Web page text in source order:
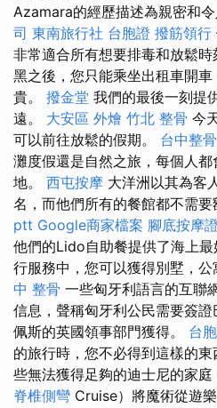
Azamara的經歷描述為親密和令
司 東南旅行社 台胞證 撥筋領行
非常適合所有想要排毒和放鬆
黑之後，您只能乘坐出租車開
貴。 撥金堂 我們的最後一刻提
遠。 大安區 外燴 竹北 整骨 今
可以前往放鬆的假期。 台中整
灘度假還是自然之旅，每個人
地。 西屯按摩 大洋洲以其為客
名，而他們所有的餐館都不需要
ptt Google商家檔案 腳底按摩
他們的Lido自助餐提供了海上
行服務中，您可以獲得別墅，公
中 整骨 一些匈牙利語言的互聯
信息，聲稱匈牙利公民需要簽
佩斯的英國領事部門獲得。 台
的旅行時，您不必得到這樣的東
些無法獲得足夠的迪士尼的家
脊椎側彎 Cruise）將魔術從遊